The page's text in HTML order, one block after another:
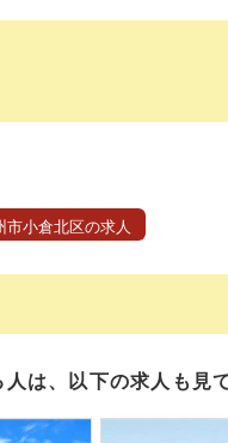
市小倉北区の求人
は、以下の求人も見